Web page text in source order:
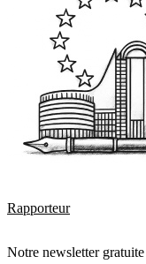
Rapporteur
Notre newsletter